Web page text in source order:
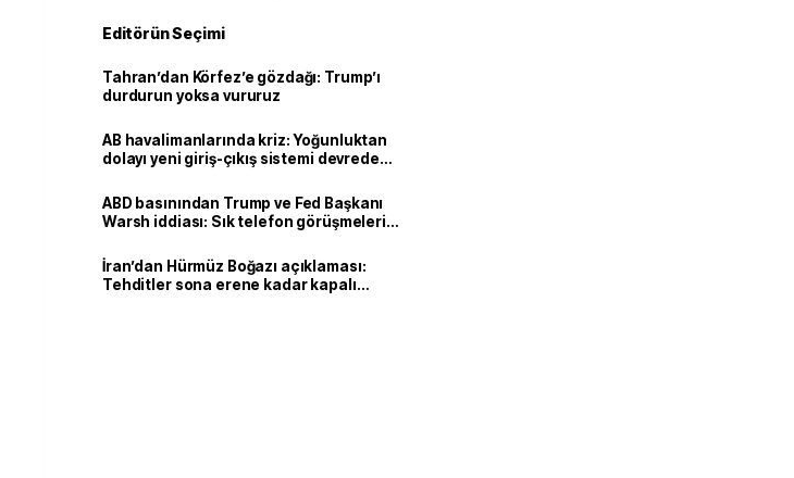
Editörün Seçimi
Tahran’dan Körfez’e gözdağı: Trump’ı
durdurun yoksa vururuz
AB havalimanlarında kriz: Yoğunluktan
dolayı yeni giriş-çıkış sistemi devreden
ABD basınından Trump ve Fed Başkanı
Warsh iddiası: Sık telefon görüşmeleri
İran’dan Hürmüz Boğazı açıklaması:
Tehditler sona erene kadar kapalı